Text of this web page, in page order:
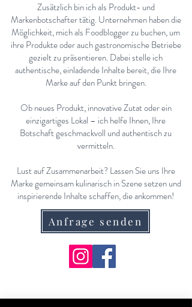
Zusätzlich bin ich als Produkt- und
Markenbotschafter tätig. Unternehmen haben die
Möglichkeit, mich als Foodblogger zu buchen, um
ihre Produkte oder auch gastronomische Betriebe
gezielt zu präsentieren. Dabei stelle ich
authentische, einladende Inhalte bereit, die Ihre
Marke auf den Punkt bringen.
Ob neues Produkt, innovative Zutat oder ein
einzigartiges Lokal – ich helfe Ihnen, Ihre
Botschaft geschmackvoll und authentisch zu
vermitteln.
Lust auf Zusammenarbeit? Lassen Sie uns Ihre
Marke gemeinsam kulinarisch in Szene setzen und
inspirierende Inhalte schaffen, die ankommen!
Anfrage senden
KONTAKT